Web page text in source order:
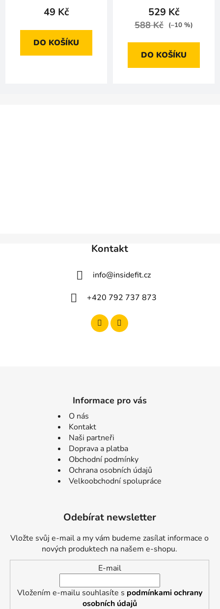
49 Kč
DO KOŠÍKU
529 Kč
588 Kč (–10 %)
DO KOŠÍKU
Kontakt
info@insidefit.cz
+420 792 737 873
Informace pro vás
O nás
Kontakt
Naši partneři
Doprava a platba
Obchodní podmínky
Ochrana osobních údajů
Velkoobchodní spolupráce
Odebírat newsletter
Vložte svůj e-mail a my vám budeme zasílat informace o
nových produktech na našem e-shopu.
E-mail
Vložením e-mailu souhlasíte s podmínkami ochrany
osobních údajů